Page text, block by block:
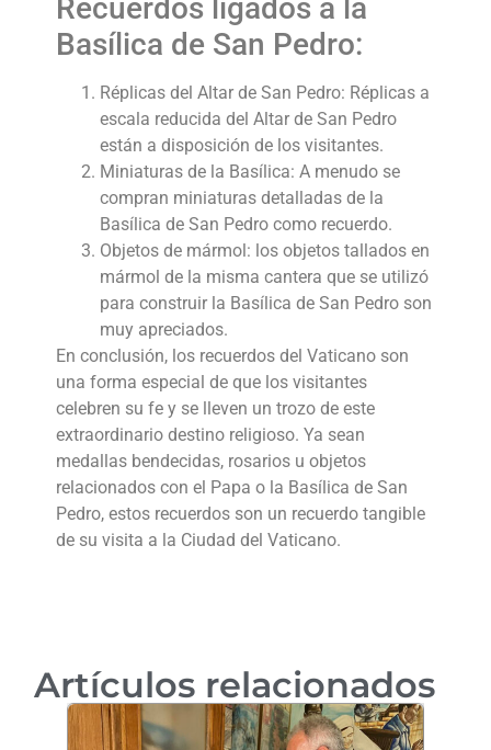
Recuerdos ligados a la
Basílica de San Pedro:
Réplicas del Altar de San Pedro: Réplicas a
escala reducida del Altar de San Pedro
están a disposición de los visitantes.
Miniaturas de la Basílica: A menudo se
compran miniaturas detalladas de la
Basílica de San Pedro como recuerdo.
Objetos de mármol: los objetos tallados en
mármol de la misma cantera que se utilizó
para construir la Basílica de San Pedro son
muy apreciados.
En conclusión, los recuerdos del Vaticano son
una forma especial de que los visitantes
celebren su fe y se lleven un trozo de este
extraordinario destino religioso. Ya sean
medallas bendecidas, rosarios u objetos
relacionados con el Papa o la Basílica de San
Pedro, estos recuerdos son un recuerdo tangible
de su visita a la Ciudad del Vaticano.
Artículos relacionados